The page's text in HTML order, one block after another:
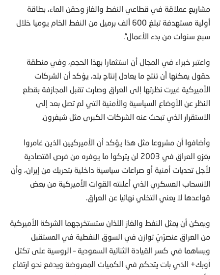
مشاريع عملاقة في قطاعي النفط والغاز وحقن الماء، بطاقة
أولية مستهدفة تبلغ 600 ألف برميل من النفط الخام يوميا خلال
سبع سنوات من بدء الأعمال”.
واعتبر خبراء في المجال أن استثمارا بهذا الحجم، وفي منطقة
حقول يمكنها أن تنتج ما يعادل إنتاج بلد، يؤكد أن الشركات
الأميركية غيرت نظرتها إلى العراق وصارت تقبل المجازفة بقطع
النظر عن الأوضاع السياسية والأمنية التي لم تصل بعد إلى
الاستقرار الذي تبحث عنه الشركات الكبرى مثل شيفرون.
وأضافوا أن مشروعا مثل هذا يؤكد أن الأميركيين الذين غامروا
بغزو العراق في 2003 لن يتركوا ما يوفره من فرص اقتصادية
لأجل تحديات أمنية أو صراعات سياسية داخلية بتحريك من إيران، وأن
الانسحاب العسكري الذي أعلنته القوات الأميركية من بعض
قواعدها لا يعني التخلي نهائيا عن العراق.
ويمكن أن يمثل النفط والغاز اللذان ستستخرجهما الشركة الأميركية
من العراق عنصرَيْ توازن في السوق النفطية في المستقبل
ويساهما في كسر القيادة الثنائية السعودية – الروسية على تكتل
أوبك+ الذي بات يتحكم في الكميات المعروضة ويدفع نحو ارتفاع